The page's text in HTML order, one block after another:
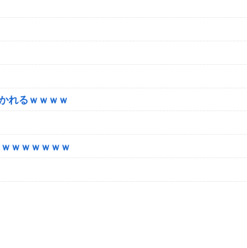
れるｗｗｗｗ
ｗｗｗｗｗｗ
クソだわ！